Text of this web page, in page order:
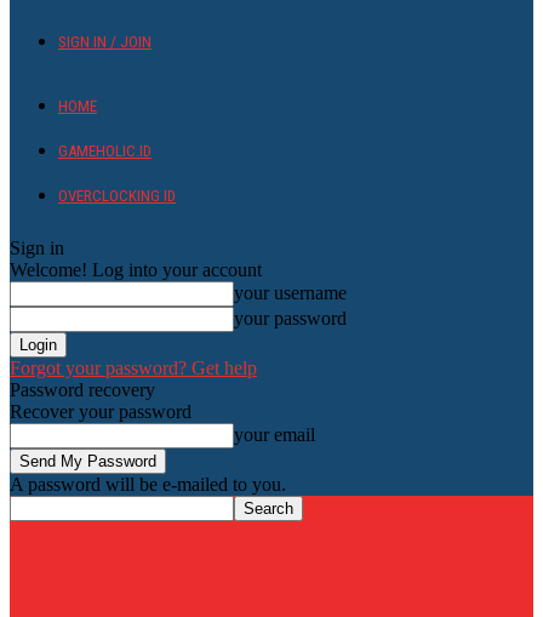
SIGN IN / JOIN
HOME
GAMEHOLIC.ID
OVERCLOCKING ID
Sign in
Welcome! Log into your account
your username
your password
Forgot your password? Get help
Password recovery
Recover your password
your email
A password will be e-mailed to you.